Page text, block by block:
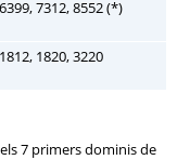
7312, 8552 (*)
1820, 3220
7 primers dominis de